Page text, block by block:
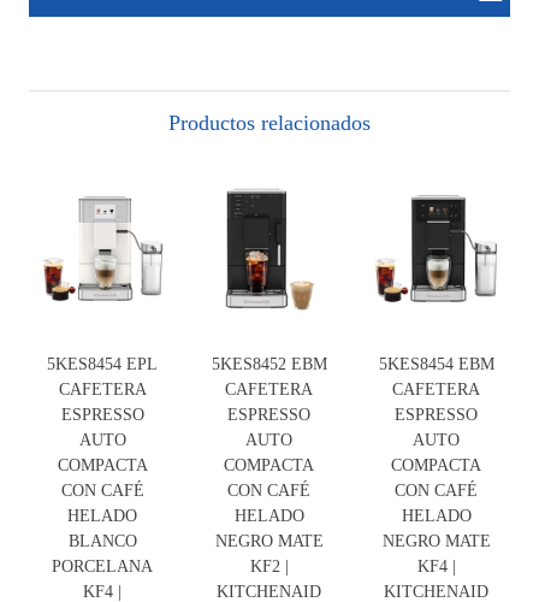
Productos relacionados
5KES8454 EPL
CAFETERA
ESPRESSO
AUTO
COMPACTA
CON CAFÉ
HELADO
BLANCO
PORCELANA
KF4 |
5KES8452 EBM
CAFETERA
ESPRESSO
AUTO
COMPACTA
CON CAFÉ
HELADO
NEGRO MATE
KF2 |
KITCHENAID
5KES8454 EBM
CAFETERA
ESPRESSO
AUTO
COMPACTA
CON CAFÉ
HELADO
NEGRO MATE
KF4 |
KITCHENAID